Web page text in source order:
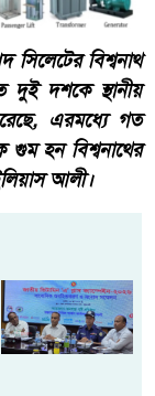
বিশ্বনাথ
দশকে স্থানীয়
এরমধ্যে গত
হন বিশ্বনাথের
আলী।